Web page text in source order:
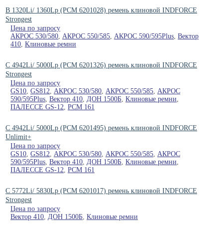
B 1320Li/ 1360Lp (РСМ 6201028) ремень клиновой INDFORCE
Strongest
Цена по запросу
АКРОС 530/580 АКРОС 550/585 АКРОС 590/595Plus Вектор
410 Клиновые ремни
C 4942Li/ 5000Lp (РСМ 6201326) ремень клиновой INDFORCE
Strongest
Цена по запросу
GS10 GS812 АКРОС 530/580 АКРОС 550/585 АКРОС
590/595Plus Вектор 410 ДОН 1500Б Клиновые ремни
ПАЛЕССЕ GS-12 РСМ 161
C 4942Li/ 5000Lp (РСМ 6201495) ремень клиновой INDFORCE
Unlimit+
Цена по запросу
GS10 GS812 АКРОС 530/580 АКРОС 550/585 АКРОС
590/595Plus Вектор 410 ДОН 1500Б Клиновые ремни
ПАЛЕССЕ GS-12 РСМ 161
C 5772Li/ 5830Lp (РСМ 6201017) ремень клиновой INDFORCE
Strongest
Цена по запросу
Вектор 410 ДОН 1500Б Клиновые ремни